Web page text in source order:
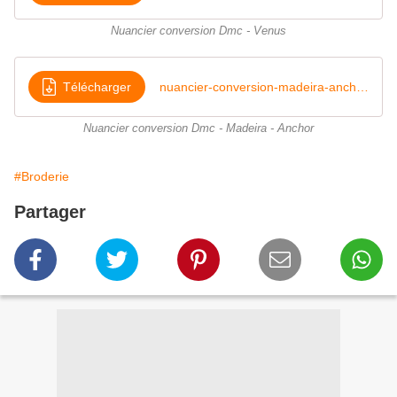
Nuancier conversion Dmc - Venus
Télécharger
Nuancier conversion Dmc - Madeira - Anchor
#Broderie
Partager